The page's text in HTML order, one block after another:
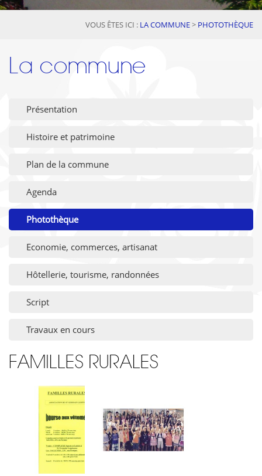
VOUS ÊTES ICI : LA COMMUNE> PHOTOTHÈQUE
La commune
Présentation
Histoire et patrimoine
Plan de la commune
Agenda
Photothèque
Economie, commerces, artisanat
Hôtellerie, tourisme, randonnées
Script
Travaux en cours
FAMILLES RURALES